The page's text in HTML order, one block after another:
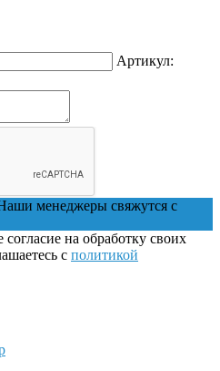
Артикул:
менеджеры свяжутся с
на обработку своих
с политикой